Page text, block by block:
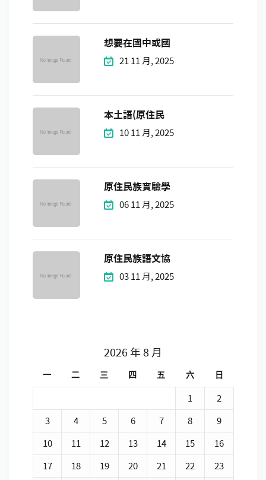
想要在國中或國
21 11 月, 2025
本土語(原住民
10 11 月, 2025
原住民族實驗學
06 11 月, 2025
原住民族語文協
03 11 月, 2025
2026 年 8 月
一 二 三 四 五 六 日
1 2
3 4 5 6 7 8 9
10 11 12 13 14 15 16
17 18 19 20 21 22 23